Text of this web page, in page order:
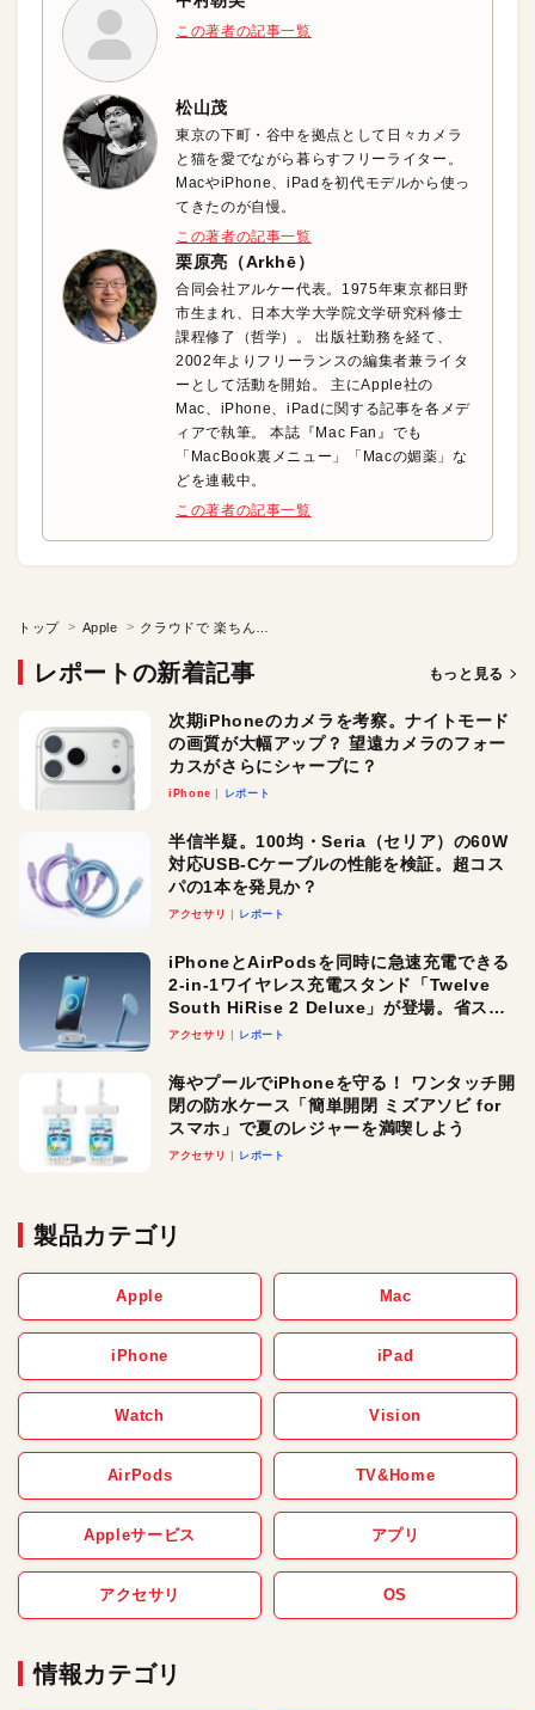
この著者の記事一覧
松山茂
東京の下町・谷中を拠点として日々カメラ
と猫を愛でながら暮らすフリーライター。
MacやiPhone、iPadを初代モデルから使っ
てきたのが自慢。
この著者の記事一覧
栗原亮（Arkhē）
合同会社アルケー代表。1975年東京都日野
市生まれ、日本大学大学院文学研究科修士
課程修了（哲学）。 出版社勤務を経て、
2002年よりフリーランスの編集者兼ライタ
ーとして活動を開始。 主にApple社の
Mac、iPhone、iPadに関する記事を各メデ
ィアで執筆。 本誌『Mac Fan』でも
「MacBook裏メニュー」「Macの媚薬」な
どを連載中。
この著者の記事一覧
トップ Apple
レポートの新着記事 もっと見る
次期iPhoneのカメラを考察。ナイトモード
の画質が大幅アップ？ 望遠カメラのフォー
カスがさらにシャープに？
iPhone レポート
半信半疑。100均・Seria（セリア）の60W
対応USB-Cケーブルの性能を検証。超コス
パの1本を発見か？
アクセサリ レポート
iPhoneとAirPodsを同時に急速充電できる
2-in-1ワイヤレス充電スタンド「Twelve
South HiRise 2 Deluxe」が登場。省スペ
ースでおしゃれに充電したい人にオスス
アクセサリ レポート
海やプールでiPhoneを守る！ ワンタッチ開
閉の防水ケース「簡単開閉 ミズアソビ for
スマホ」で夏のレジャーを満喫しよう
アクセサリ レポート
製品カテゴリ
Apple Mac
iPhone iPad
Watch Vision
AirPods TV&Home
Appleサービス アプリ
アクセサリ OS
情報カテゴリ